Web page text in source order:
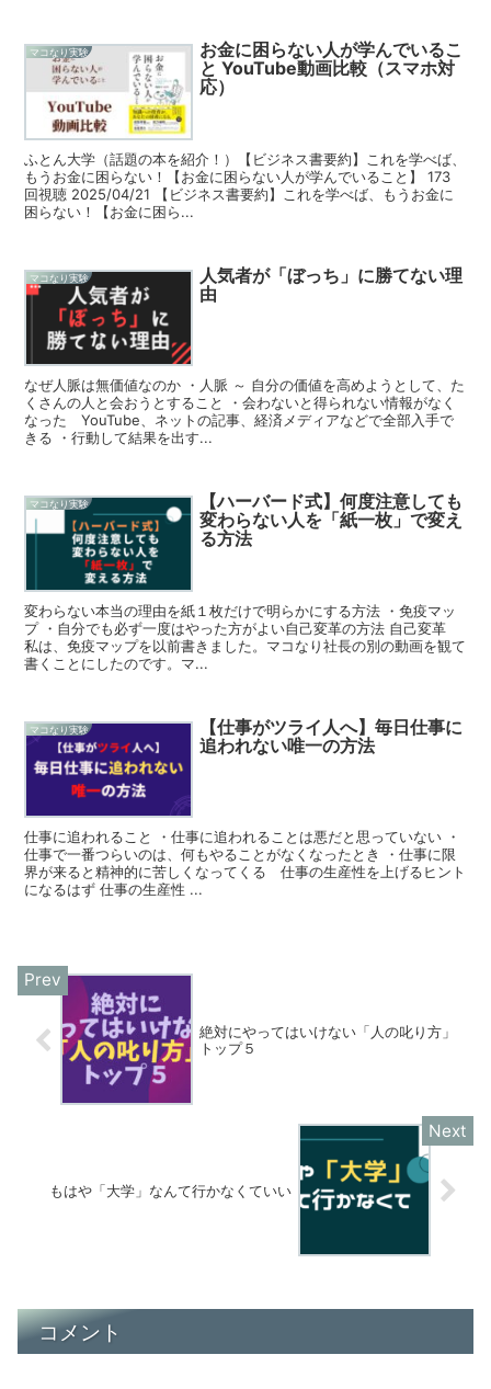
マコなり実験
お金に困らない人が学んでいるこ
と YouTube動画比較（スマホ対
応）
ふとん大学（話題の本を紹介！）【ビジネス書要約】これを学べば、
もうお金に困らない！【お金に困らない人が学んでいること】 173
回視聴 2025/04/21 【ビジネス書要約】これを学べば、もうお金に
困らない！【お金に困ら...
マコなり実験
人気者が「ぼっち」に勝てない理
由
なぜ人脈は無価値なのか ・人脈 ～ 自分の価値を高めようとして、た
くさんの人と会おうとすること ・会わないと得られない情報がなく
なった YouTube、ネットの記事、経済メディアなどで全部入手で
きる ・行動して結果を出す...
マコなり実験
【ハーバード式】何度注意しても
変わらない人を「紙一枚」で変え
る方法
変わらない本当の理由を紙１枚だけで明らかにする方法 ・免疫マッ
プ ・自分でも必ず一度はやった方がよい自己変革の方法 自己変革
私は、免疫マップを以前書きました。マコなり社長の別の動画を観て
書くことにしたのです。マ...
マコなり実験
【仕事がツライ人へ】毎日仕事に
追われない唯一の方法
仕事に追われること ・仕事に追われることは悪だと思っていない ・
仕事で一番つらいのは、何もやることがなくなったとき ・仕事に限
界が来ると精神的に苦しくなってくる 仕事の生産性を上げるヒント
になるはず 仕事の生産性 ...
絶対にやってはいけない「人の叱り方」
トップ５
もはや「大学」なんて行かなくていい
コメント